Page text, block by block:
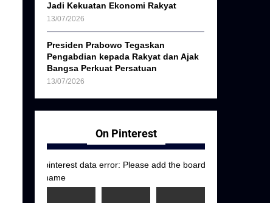
Jadi Kekuatan Ekonomi Rakyat
13/07/2026
Presiden Prabowo Tegaskan
Pengabdian kepada Rakyat dan Ajak
Bangsa Perkuat Persatuan
13/07/2026
On Pinterest
pinterest data error: Please add the board
name